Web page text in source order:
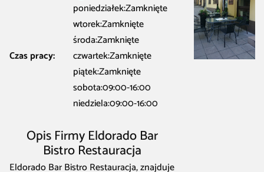
Czas pracy:
poniedziałek:Zamknięte
wtorek:Zamknięte
środa:Zamknięte
czwartek:Zamknięte
piątek:Zamknięte
sobota:09:00-16:00
niedziela:09:00-16:00
Opis Firmy Eldorado Bar
Bistro Restauracja
Eldorado Bar Bistro Restauracja, znajduje